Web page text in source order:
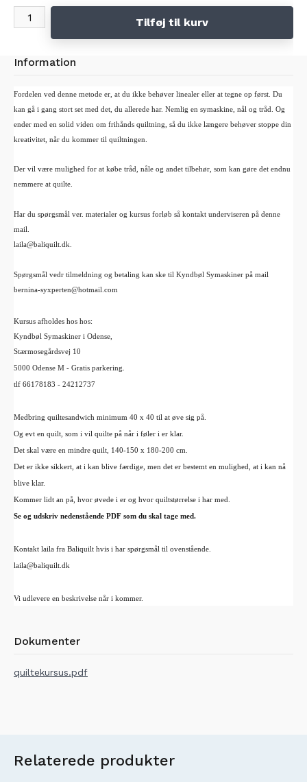
nemt kan quilte frit uden optegning af mønster og uden andet tilbehør end dig og din
- Hvordan du bruger forskellige tråde til at quilte.
- Hvordan og hvor meget du skal quilte.
Tilføj til kurv
Information
Fordelen ved denne metode er, at du ikke behøver linealer eller at tegne op først. Du
kan gå i gang stort set med det, du allerede har. Nemlig en symaskine, nål og tråd. Og
ender med en solid viden om frihånds quiltning, så du ikke længere behøver stoppe din
kreativitet, når du kommer til quiltningen.
Der vil være mulighed for at købe tråd, nåle og andet tilbehør, som kan gøre det endnu
nemmere at quilte.
Har du spørgsmål ver. materialer og kursus forløb så kontakt underviseren på denne
mail.
laila@baliquilt.dk.
Spørgsmål vedr tilmeldning og betaling kan ske til Kyndbøl Symaskiner på mail
bernina-syxperten@hotmail.com
Kursus afholdes hos hos:
Kyndbøl Symaskiner i Odense,
Stærmosegårdsvej 10
5000 Odense M - Gratis parkering.
tlf 66178183 - 24212737
Medbring quiltesandwich minimum 40 x 40 til at øve sig på.
Og evt en quilt, som i vil quilte på når i føler i er klar.
Det skal være en mindre quilt, 140-150 x 180-200 cm.
Det er ikke sikkert, at i kan blive færdige, men det er bestemt en mulighed, at i kan nå
blive klar.
Kommer lidt an på, hvor øvede i er og hvor quiltstørrelse i har med.
Se og udskriv nedenstående PDF som du skal tage med.
Kontakt laila fra Baliquilt hvis i har spørgsmål til ovenstående.
laila@baliquilt.dk
Vi udlevere en beskrivelse når i kommer.
Dokumenter
quiltekursus.pdf
Relaterede produkter